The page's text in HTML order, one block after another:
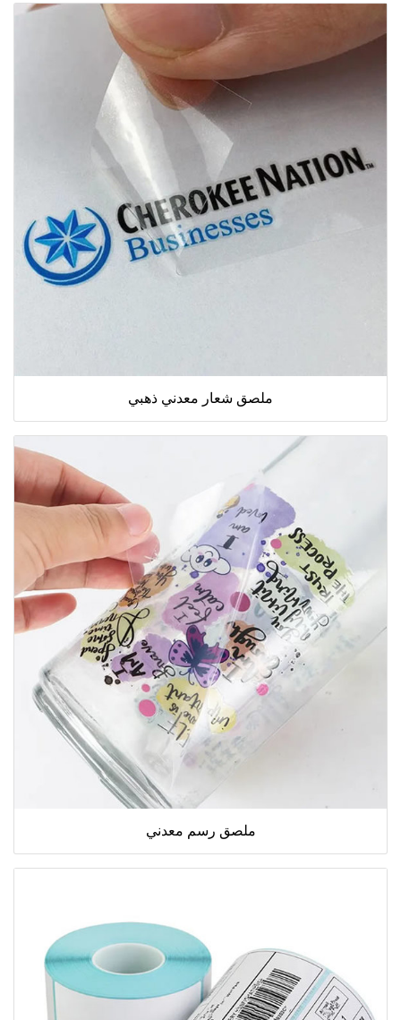
ملصق شعار معدني ذهبي
ملصق رسم معدني